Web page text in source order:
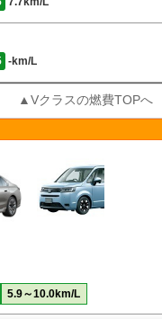
-km/L
▲Vクラスの燃費TOPへ
5.9～10.0km/L